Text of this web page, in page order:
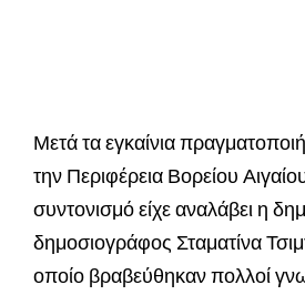
Μετά τα εγκαίνια
την Περιφέρεια Βορείου
συντονισμό είχε αναλάβει η
δημοσιογράφος Σταματίνα
οποίο βραβεύθηκαν πολλοί